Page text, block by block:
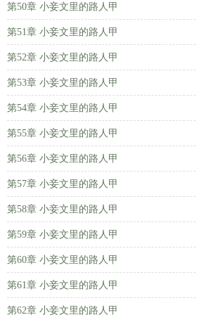
第50章 小妾文里的路人甲
第51章 小妾文里的路人甲
第52章 小妾文里的路人甲
第53章 小妾文里的路人甲
第54章 小妾文里的路人甲
第55章 小妾文里的路人甲
第56章 小妾文里的路人甲
第57章 小妾文里的路人甲
第58章 小妾文里的路人甲
第59章 小妾文里的路人甲
第60章 小妾文里的路人甲
第61章 小妾文里的路人甲
第62章 小妾文里的路人甲